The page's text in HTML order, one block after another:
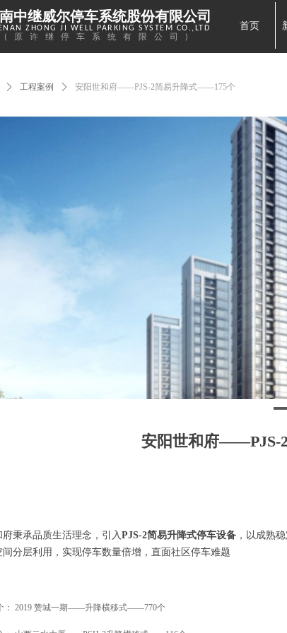
首页
中继威尔停车系统股份有限公司
ZHONG JI WELL PARKING SYSTEM CO.,LTD
(原许继停车系统有限公司)
ꄲ 工程案例 ꄲ 安阳世和府——PJS-2简易升降式——175个
安阳世和府——PJS-
： 2019 赞城一期——升降横移式——770个
府秉承品质生活理念，引入PJS-2简易升降式停车设备 ，以成熟
间分层利用，实现停车数量倍增，直面社区停车难题